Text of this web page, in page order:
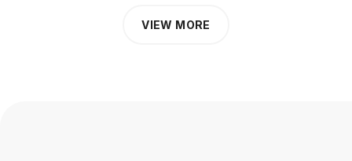
VIEW MORE